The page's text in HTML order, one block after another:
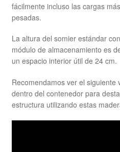
fácilmente incluso las cargas más
pesadas.
La altura del somier estándar con
módulo de almacenamiento es
un espacio interior útil de 24 cm.
Recomendamos ver el siguiente
dentro del contenedor para
estructura utilizando estas